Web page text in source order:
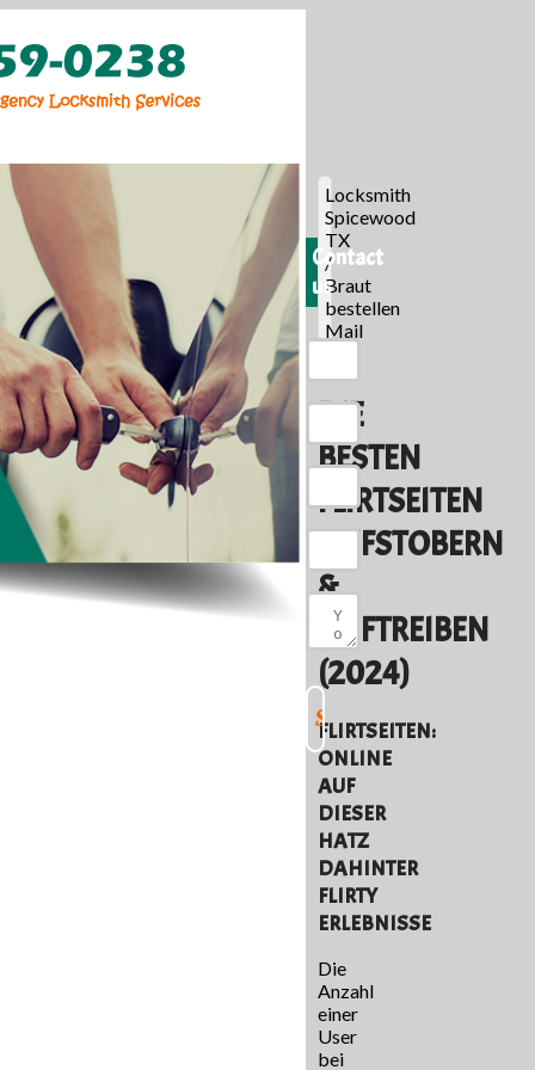
Locksmith
Spicewood
TX
/
Braut
bestellen
Mail
DIE
BESTEN
FLIRTSEITEN
AUFSTOBERN
&
AUFTREIBEN
(2024)
FLIRTSEITEN:
ONLINE
AUF
DIESER
HATZ
DAHINTER
FLIRTY
ERLEBNISSE
Die
Anzahl
einer
User
bei
Contact
us